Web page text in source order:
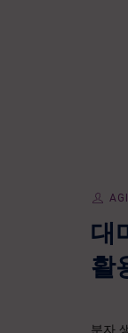
대
활
분자